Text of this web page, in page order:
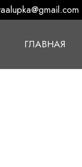
ГЛАВНАЯ